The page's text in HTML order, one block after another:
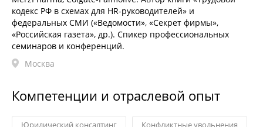
кодекс РФ в схемах для HR-руководителей» и
федеральных СМИ («Ведомости», «Секрет фирмы»,
«Российская газета», др.). Спикер профессиональных
семинаров и конференций.
Москва
Компетенции и отраслевой опыт
Юридический консалтинг Конфликтные увольнения